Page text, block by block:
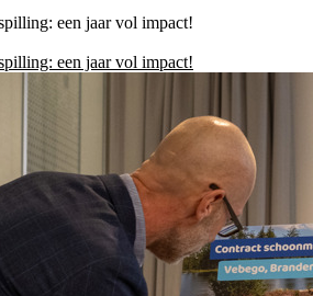
een jaar vol impact!
een jaar vol impact!